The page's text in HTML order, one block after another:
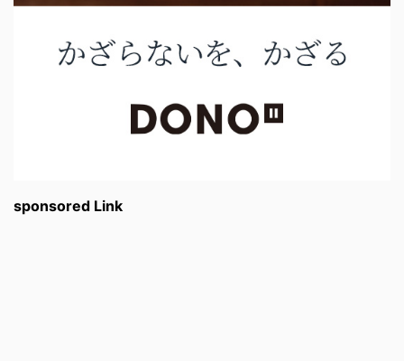
sponsored Link